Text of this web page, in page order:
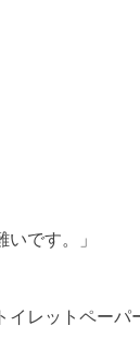
です。」
レットペーパ